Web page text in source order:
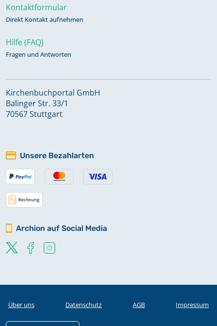
Kontaktformular
Direkt Kontakt aufnehmen
Hilfe (FAQ)
Fragen und Antworten
Kirchenbuchportal GmbH
Balinger Str. 33/1
70567 Stuttgart
Unsere Bezahlarten
Archion auf Social Media
Über uns Datenschutz AGB Impressum